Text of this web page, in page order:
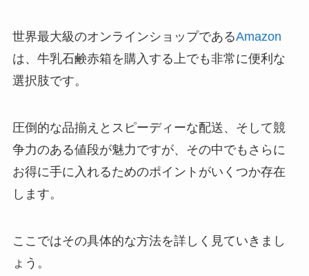
世界最大級のオンラインショップであるAmazon
は、牛乳石鹸赤箱を購入する上でも非常に便利な
選択肢です。
圧倒的な品揃えとスピーディーな配送、そして競
争力のある値段が魅力ですが、その中でもさらに
お得に手に入れるためのポイントがいくつか存在
します。
ここではその具体的な方法を詳しく見ていきまし
ょう。